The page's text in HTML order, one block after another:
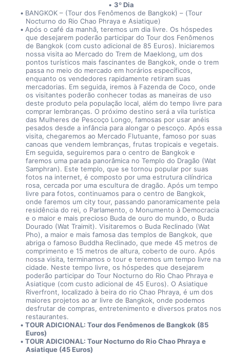
3º Dia
BANGKOK – (Tour dos Fenômenos de Bangkok) – (Tour
Nocturno do Rio Chao Phraya e Asiatique)
Após o café da manhã, teremos um dia livre. Os hóspedes
que desejarem poderão participar do Tour dos Fenômenos
de Bangkok (com custo adicional de 85 Euros). Iniciaremos
nossa visita ao Mercado do Trem de Maeklong, um dos
pontos turísticos mais fascinantes de Bangkok, onde o trem
passa no meio do mercado em horários específicos,
enquanto os vendedores rapidamente retiram suas
mercadorias. Em seguida, iremos à Fazenda de Coco, onde
os visitantes poderão conhecer todas as maneiras de uso
deste produto pela população local, além do tempo livre para
comprar lembranças. O próximo destino será a vila turística
das Mulheres de Pescoço Longo, famosas por usar anéis
pesados desde a infância para alongar o pescoço. Após essa
visita, chegaremos ao Mercado Flutuante, famoso por suas
canoas que vendem lembranças, frutas tropicais e vegetais.
Em seguida, seguiremos para o centro de Bangkok e
faremos uma parada panorâmica no Templo do Dragão (Wat
Samphran). Este templo, que se tornou popular por suas
fotos na internet, é composto por uma estrutura cilíndrica
rosa, cercada por uma escultura de dragão. Após um tempo
livre para fotos, continuamos para o centro de Bangkok,
onde faremos um city tour, passando panoramicamente pela
residência do rei, o Parlamento, o Monumento à Democracia
e o maior e mais precioso Buda de ouro do mundo, o Buda
Dourado (Wat Traimit). Visitaremos o Buda Reclinado (Wat
Pho), a maior e mais famosa das templos de Bangkok, que
abriga o famoso Buddha Reclinado, que mede 45 metros de
comprimento e 15 metros de altura, coberto de ouro. Após
nossa visita, terminamos o tour e teremos um tempo livre na
cidade. Neste tempo livre, os hóspedes que desejarem
poderão participar do Tour Nocturno do Rio Chao Phraya e
Asiatique (com custo adicional de 45 Euros). O Asiatique
Riverfront, localizado à beira do rio Chao Phraya, é um dos
maiores projetos ao ar livre de Bangkok, onde podemos
desfrutar de compras, entretenimento e diversos pratos nos
restaurantes.
TOUR ADICIONAL: Tour dos Fenômenos de Bangkok (85
Euros)
TOUR ADICIONAL: Tour Nocturno do Rio Chao Phraya e
Asiatique (45 Euros)